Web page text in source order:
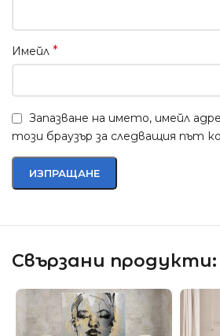
Имейл *
Запазване на името, имейл
този браузър за следващия път
Свързани продукти: